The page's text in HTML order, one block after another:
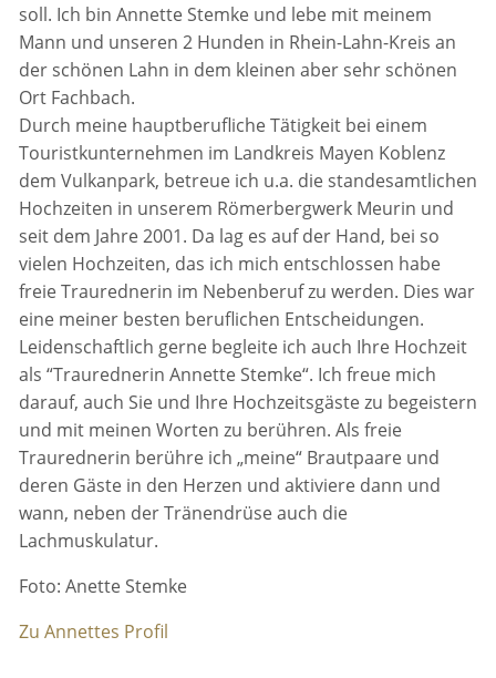
soll. Ich bin Annette Stemke und lebe mit meinem
Mann und unseren 2 Hunden in Rhein-Lahn-Kreis an
der schönen Lahn in dem kleinen aber sehr schönen
Ort Fachbach.
Durch meine hauptberufliche Tätigkeit bei einem
Touristkunternehmen im Landkreis Mayen Koblenz
dem Vulkanpark, betreue ich u.a. die standesamtlichen
Hochzeiten in unserem Römerbergwerk Meurin und
seit dem Jahre 2001. Da lag es auf der Hand, bei so
vielen Hochzeiten, das ich mich entschlossen habe
freie Traurednerin im Nebenberuf zu werden. Dies war
eine meiner besten beruflichen Entscheidungen.
Leidenschaftlich gerne begleite ich auch Ihre Hochzeit
als “Traurednerin Annette Stemke“. Ich freue mich
darauf, auch Sie und Ihre Hochzeitsgäste zu begeistern
und mit meinen Worten zu berühren. Als freie
Traurednerin berühre ich „meine“ Brautpaare und
deren Gäste in den Herzen und aktiviere dann und
wann, neben der Tränendrüse auch die
Lachmuskulatur.
Foto: Anette Stemke
Zu Annettes Profil